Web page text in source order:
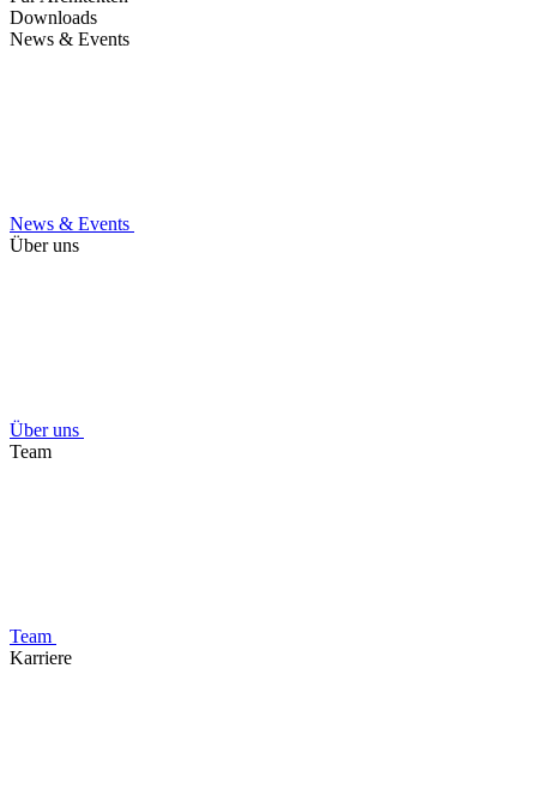
Downloads
News & Events
News & Events
Über uns
Über uns
Team
Team
Karriere